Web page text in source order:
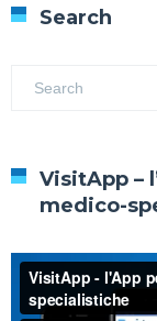
Search
VisitApp –
medico-